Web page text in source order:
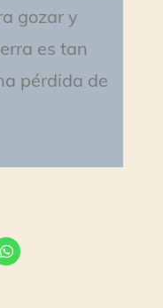
gozar y
es tan
pérdida de